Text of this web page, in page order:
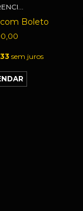
com Boleto
sem juros